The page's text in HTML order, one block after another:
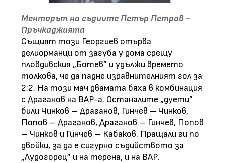
Менторът на съдиите Петър Петров -
Пръчкаджията
Същият този Георгиев отърва
делиорманци от загуба у дома срещу
пловдивския „Ботев” и удължи времето
толкова, че да падне изравнителният гол за
2:2. На този мач двамата бяха в комбинация
с Драганов на ВАР-а. Останалите „дуети”
били Чинков – Драганов, Гинчев – Чинков,
Попов – Драганов, Драганов – Гинчев, Попов
– Чинков и Гинчев – Кабаков. Пращали ги по
двойки, за да е сигурно съдийството за
„Лудогорец” и на терена, и на ВАР.